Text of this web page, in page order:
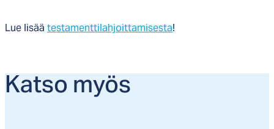
Lue lisää testamenttilahjoittamisesta!
Kat­so myös